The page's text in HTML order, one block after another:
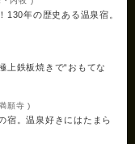
年の歴史ある温泉宿。
上鉄板焼きで“おもてな
願寺 )
宿。温泉好きにはたまら